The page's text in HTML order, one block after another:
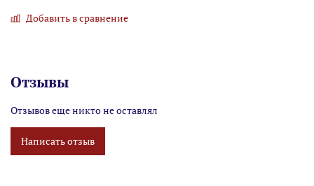
Добавить в сравнение
Отзывы
Отзывов еще никто не оставлял
Написать отзыв